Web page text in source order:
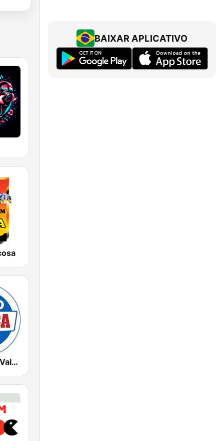
Radio Marca Valencia
BAIXAR APLICATIVO